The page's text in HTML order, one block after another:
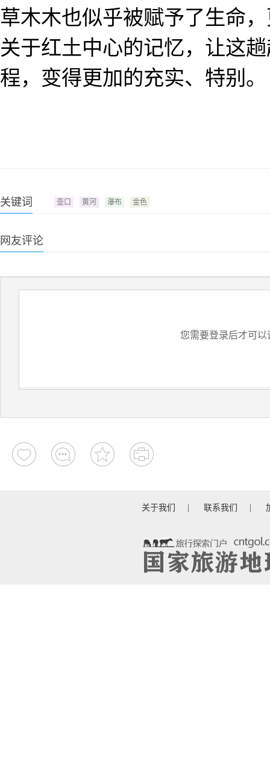
草木木也似乎被赋予了生命
关于红土中心的记忆，让这
程，变得更加的充实、特别。
关键词 壶口 黄河 瀑布 金色
网友评论
您需要登录后才可以
关于我们 联系我们